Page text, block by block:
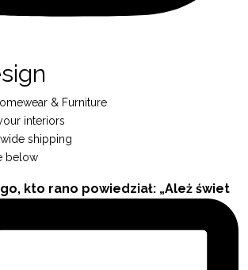
& Furniture
interiors
shipping
below
kto rano powiedział: „Ależ świet